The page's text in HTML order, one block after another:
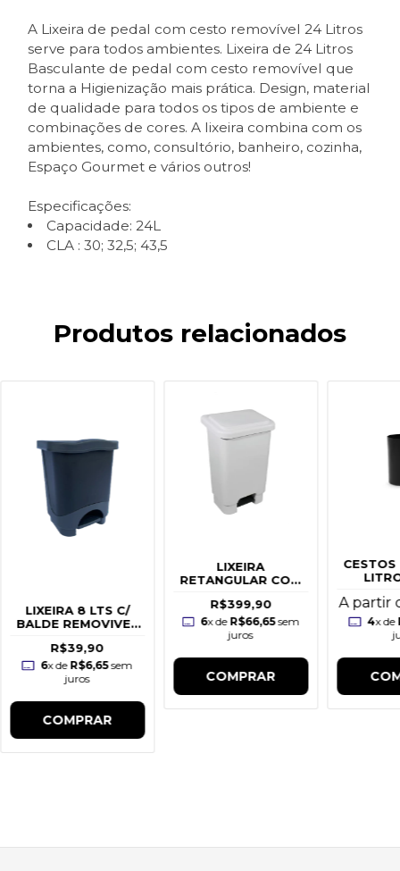
A Lixeira de pedal com cesto removível 24 Litros
serve para todos ambientes. Lixeira de 24 Litros
Basculante de pedal com cesto removível que
torna a Higienização mais prática. Design, material
de qualidade para todos os tipos de ambiente e
combinações de cores. A lixeira combina com os
ambientes, como, consultório, banheiro, cozinha,
Espaço Gourmet e vários outros!
Especificações:
Capacidade: 24L
CLA : 30; 32,5; 43,5
Produtos relacionados
LIXEIRA 8 LTS C/
BALDE REMOVIVEL
R$39,90
6x de R$6,65sem
juros
COMPRAR
LIXEIRA
RETANGULAR COM
BRANCA
R$399,90
6x de R$66,65sem
juros
COMPRAR
CESTOS
A partir
4x de